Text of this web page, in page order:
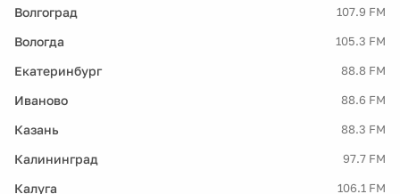
Волгоград 107.9 FM
Вологда 105.3 FM
Екатеринбург 88.8 FM
Иваново 88.6 FM
Казань 88.3 FM
Калининград 97.7 FM
Калуга 106.1 FM